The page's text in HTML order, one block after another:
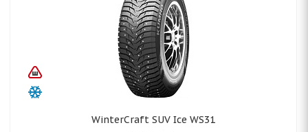
WinterCraft SUV Ice WS31